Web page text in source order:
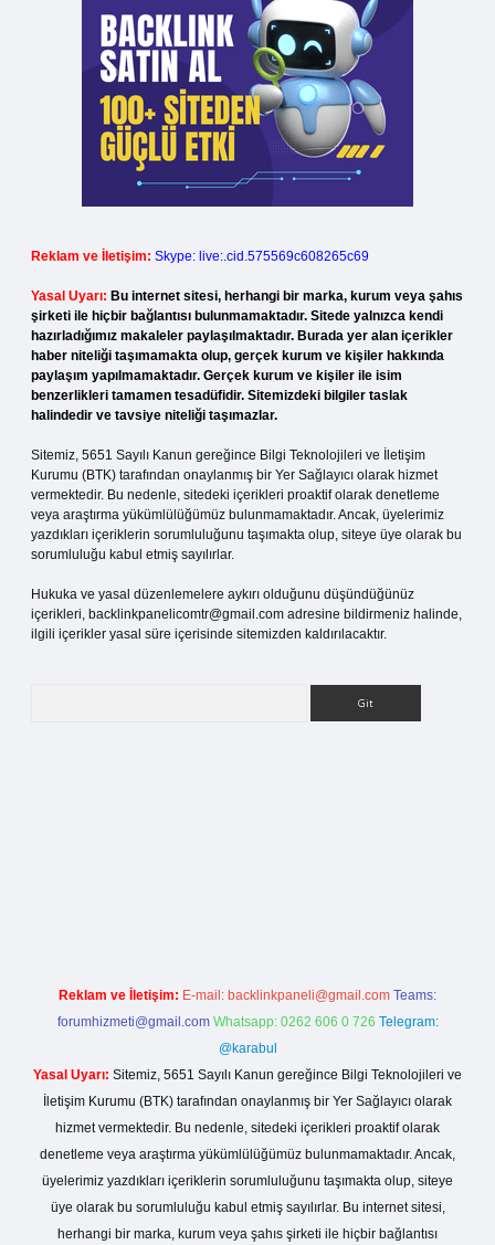
Reklam ve İletişim: Skype: live:.cid.575569c608265c69
Yasal Uyarı: Bu internet sitesi, herhangi bir marka, kurum veya şahıs
şirketi ile hiçbir bağlantısı bulunmamaktadır. Sitede yalnızca kendi
hazırladığımız makaleler paylaşılmaktadır. Burada yer alan içerikler
haber niteliği taşımamakta olup, gerçek kurum ve kişiler hakkında
paylaşım yapılmamaktadır. Gerçek kurum ve kişiler ile isim
benzerlikleri tamamen tesadüfidir. Sitemizdeki bilgiler taslak
halindedir ve tavsiye niteliği taşımazlar.
Sitemiz, 5651 Sayılı Kanun gereğince Bilgi Teknolojileri ve İletişim
Kurumu (BTK) tarafından onaylanmış bir Yer Sağlayıcı olarak hizmet
vermektedir. Bu nedenle, sitedeki içerikleri proaktif olarak denetleme
veya araştırma yükümlülüğümüz bulunmamaktadır. Ancak, üyelerimiz
yazdıkları içeriklerin sorumluluğunu taşımakta olup, siteye üye olarak bu
sorumluluğu kabul etmiş sayılırlar.
Hukuka ve yasal düzenlemelere aykırı olduğunu düşündüğünüz
içerikleri, backlinkpanelicomtr@gmail.com adresine bildirmeniz halinde,
ilgili içerikler yasal süre içerisinde sitemizden kaldırılacaktır.
Reklam ve İletişim: E-mail: backlinkpaneli@gmail.com Teams:
forumhizmeti@gmail.com Whatsapp: 0262 606 0 726 Telegram:
@karabul
Yasal Uyarı: Sitemiz, 5651 Sayılı Kanun gereğince Bilgi Teknolojileri ve
İletişim Kurumu (BTK) tarafından onaylanmış bir Yer Sağlayıcı olarak
hizmet vermektedir. Bu nedenle, sitedeki içerikleri proaktif olarak
denetleme veya araştırma yükümlülüğümüz bulunmamaktadır. Ancak,
üyelerimiz yazdıkları içeriklerin sorumluluğunu taşımakta olup, siteye
üye olarak bu sorumluluğu kabul etmiş sayılırlar. Bu internet sitesi,
herhangi bir marka, kurum veya şahıs şirketi ile hiçbir bağlantısı